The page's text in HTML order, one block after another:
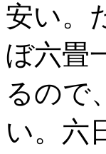
安い。
ぼ六畳
るので
い。六